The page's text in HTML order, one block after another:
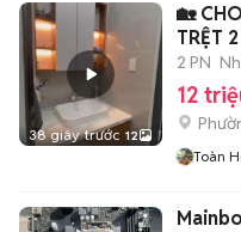
38 giây trước 12
🏡
TRỆT
NHƠN
2 PN
12
Toàn